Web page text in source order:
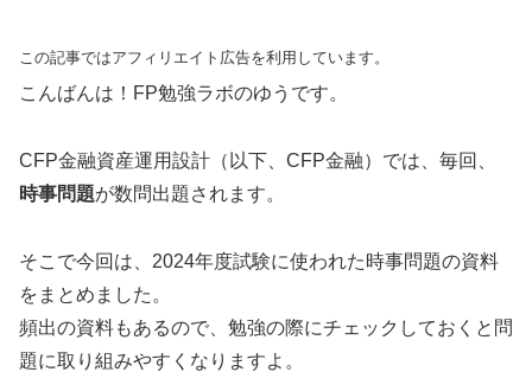
この記事ではアフィリエイト広告を利用しています。
こんばんは！FP勉強ラボのゆうです。
CFP金融資産運用設計（以下、CFP金融）では、毎回、
時事問題が数問出題されます。
そこで今回は、2024年度試験に使われた時事問題の資料
をまとめました。
頻出の資料もあるので、勉強の際にチェックしておくと問
題に取り組みやすくなりますよ。